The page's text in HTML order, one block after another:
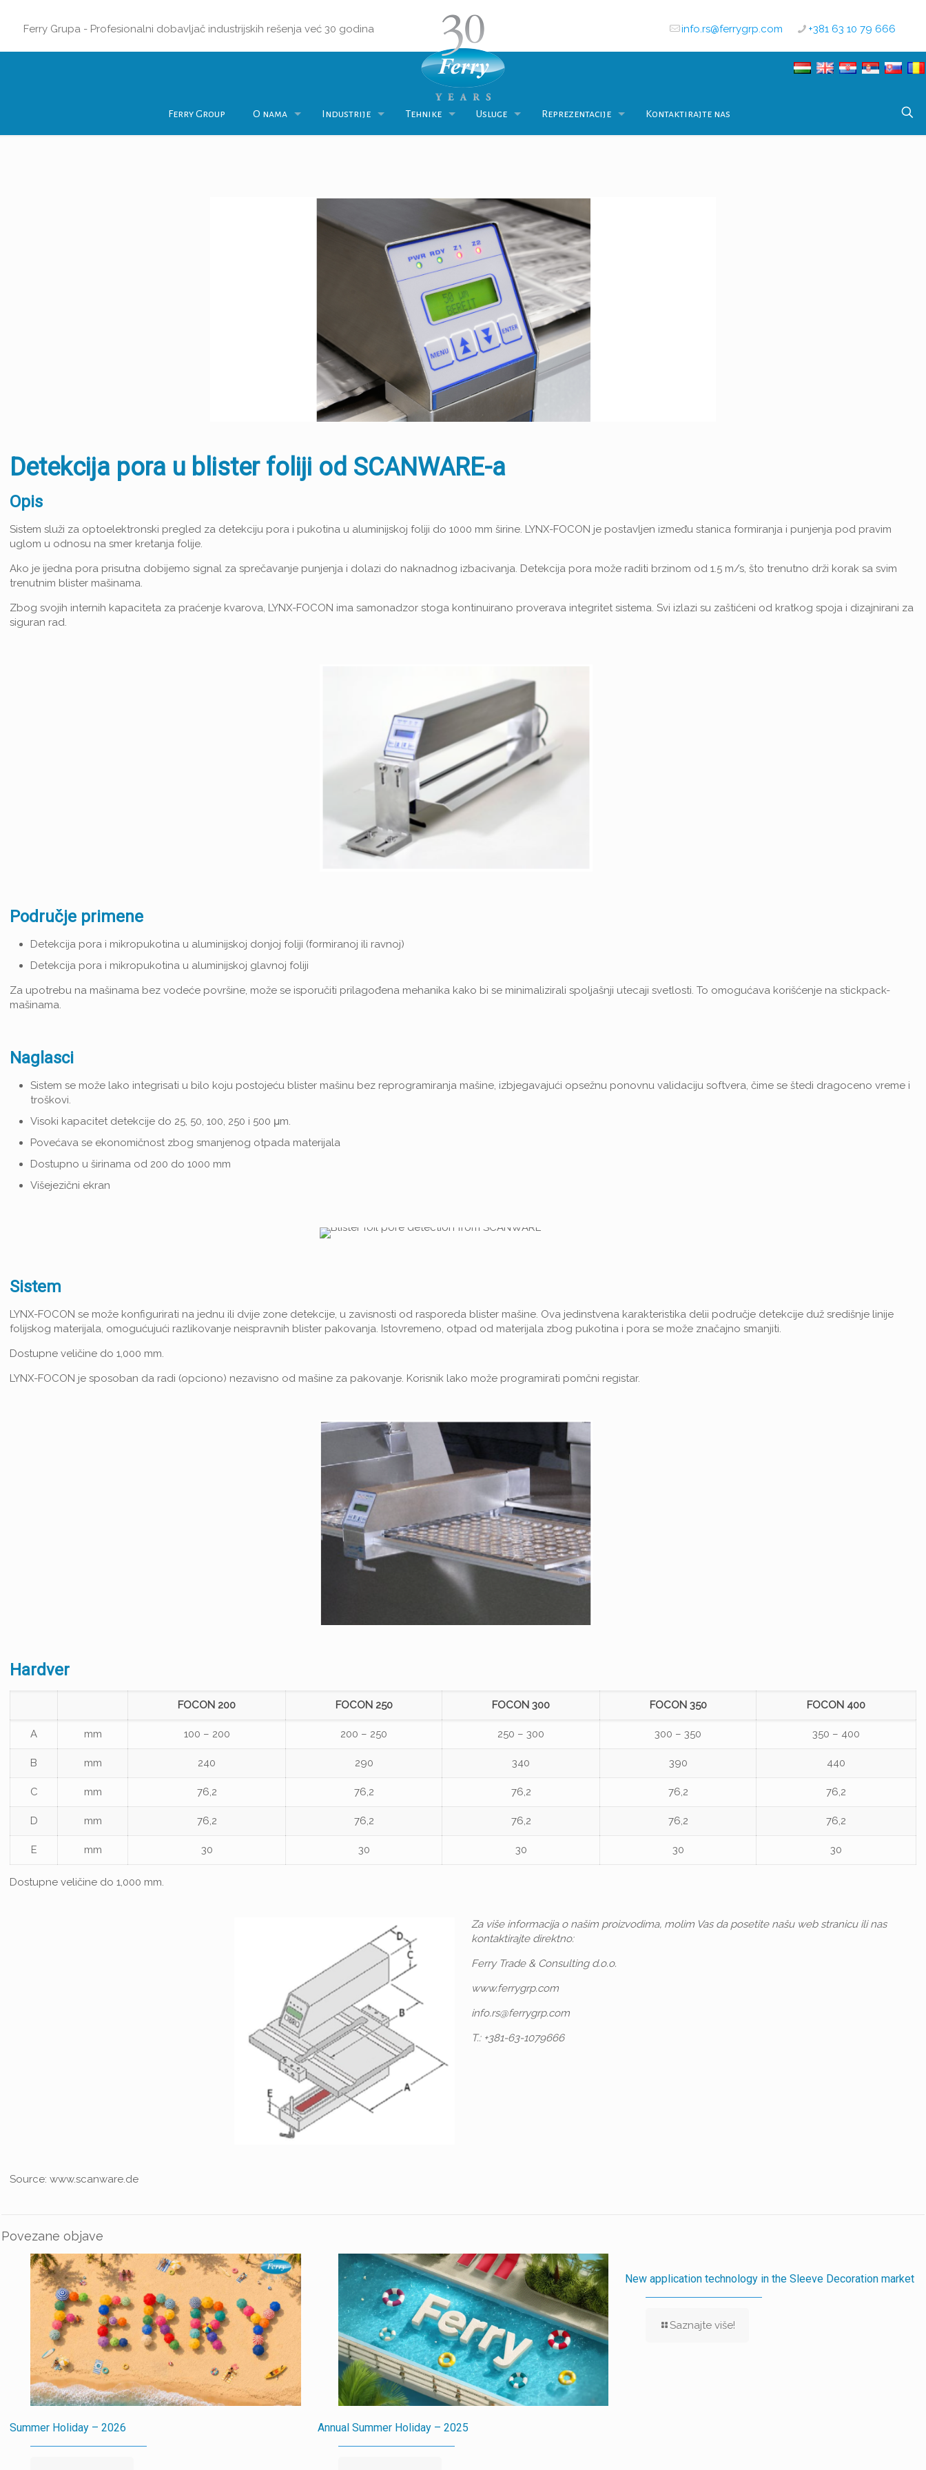
Ferry Grupa - Profesionalni dobavljač industrijskih rešenja već 30 godina +381 63 10 79 666
info.rs@ferrygrp.com
Ferry Group O nama Industrije Tehnike Usluge Reprezentacije Kontaktirajte nas
Detekcija pora u blister foliji od SCANWARE-a
Opis
Sistem služi za optoelektronski pregled za detekciju pora i pukotina u aluminijskoj foliji do 1000 mm širine. LYNX-FOCON je postavljen između stanica formiranja i punjenja pod pravim
uglom u odnosu na smer kretanja folije.
Ako je ijedna pora prisutna dobijemo signal za sprečavanje punjenja i dolazi do naknadnog izbacivanja. Detekcija pora može raditi brzinom od 1.5 m/s, što trenutno drži korak sa svim
trenutnim blister mašinama.
Zbog svojih internih kapaciteta za praćenje kvarova, LYNX-FOCON ima samonadzor stoga kontinuirano proverava integritet sistema. Svi izlazi su zaštićeni od kratkog spoja i dizajnirani za
siguran rad.
Područje primene
Detekcija pora i mikropukotina u aluminijskoj donjoj foliji (formiranoj ili ravnoj)
Detekcija pora i mikropukotina u aluminijskoj glavnoj foliji
Za upotrebu na mašinama bez vodeće površine, može se isporučiti prilagođena mehanika kako bi se minimalizirali spoljašnji utecaji svetlosti. To omogućava korišćenje na stickpack-
mašinama.
Naglasci
Sistem se može lako integrisati u bilo koju postojeću blister mašinu bez reprogramiranja mašine, izbjegavajući opsežnu ponovnu validaciju softvera, čime se štedi dragoceno vreme i
troškovi.
Visoki kapacitet detekcije do 25, 50, 100, 250 i 500 μm.
Povećava se ekonomičnost zbog smanjenog otpada materijala
Dostupno u širinama od 200 do 1000 mm
Višejezični ekran
Sistem
LYNX-FOCON se može konfigurirati na jednu ili dvije zone detekcije, u zavisnosti od rasporeda blister mašine. Ova jedinstvena karakteristika delii područje detekcije duž središnje linije
folijskog materijala, omogućujući razlikovanje neispravnih blister pakovanja. Istovremeno, otpad od materijala zbog pukotina i pora se može značajno smanjiti.
Dostupne veličine do 1,000 mm.
LYNX-FOCON je sposoban da radi (opciono) nezavisno od mašine za pakovanje. Korisnik lako može programirati pomčni registar.
Hardver
FOCON 200 FOCON 250 FOCON 300 FOCON 350 FOCON 400
A mm 100 – 200 200 – 250 250 – 300 300 – 350 350 – 400
B mm 240 290 340 390 440
C mm 76,2 76,2 76,2 76,2 76,2
D mm 76,2 76,2 76,2 76,2 76,2
E mm 30 30 30 30 30
Dostupne veličine do 1,000 mm.
Za više informacija o našim proizvodima, molim Vas da posetite našu web stranicu ili nas
kontaktirajte direktno:
Ferry Trade & Consulting d.o.o.
www.ferrygrp.com
info.rs@ferrygrp.com
T.: +381-63-1079666
Source: www.scanware.de
Povezane objave
Summer Holiday – 2026 Annual Summer Holiday – 2025
New application technology in the Sleeve Decoration market
Saznajte više!